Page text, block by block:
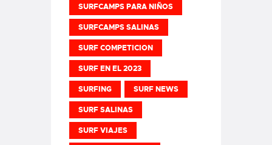
SURFCAMPS PARA NIÑOS
SURFCAMPS SALINAS
SURF COMPETICION
SURF EN EL 2023
SURFING SURF NEWS
SURF SALINAS
SURF VIAJES